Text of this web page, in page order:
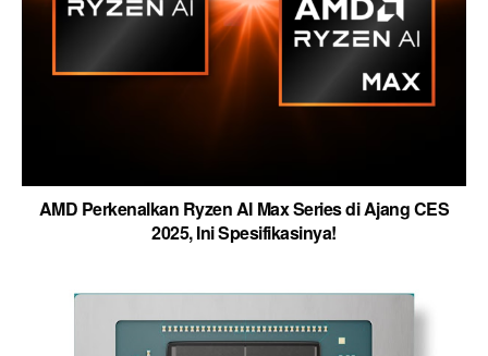
AMD Perkenalkan Ryzen AI Max Series di Ajang CES
2025, Ini Spesifikasinya!